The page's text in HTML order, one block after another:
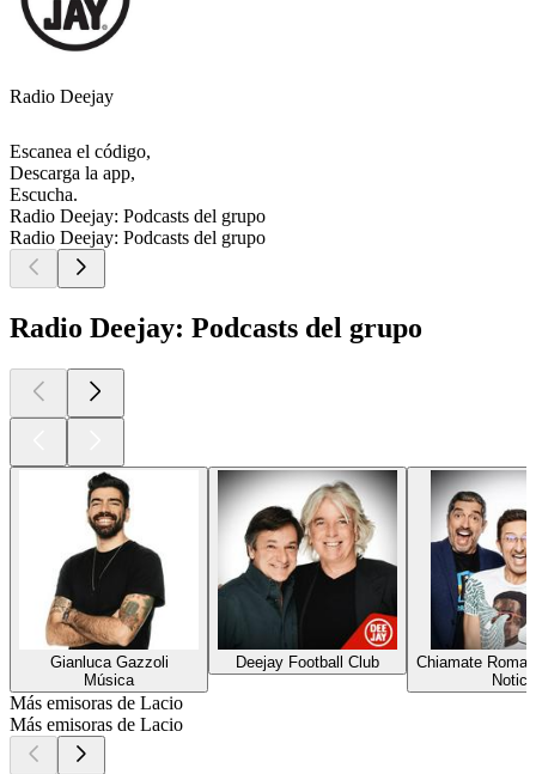
Radio Deejay
Escanea el código,
Descarga la app,
Escucha.
Radio Deejay: Podcasts del grupo
Radio Deejay: Podcasts del grupo
Radio Deejay: Podcasts del grupo
Gianluca Gazzoli
Música
Deejay Football Club
Chiamate Roma
Más emisoras de Lacio
Más emisoras de Lacio